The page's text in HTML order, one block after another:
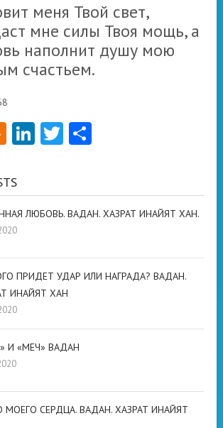
меня Твой свет,
мне силы Твоя мощь, а
наполнит душу мою
счастьем.
Odnoklassniki
LinkedIn
Twitter
ЛЮБОВЬ. ВАДАН. ХАЗРАТ ИНАЙЯТ ХАН.
ПРИДЕТ УДАР ИЛИ НАГРАДА? ВАДАН.
ИНАЙЯТ ХАН
И «МЕЧ» ВАДАН
МОЕГО СЕРДЦА. ВАДАН. ХАЗРАТ ИНАЙЯТ